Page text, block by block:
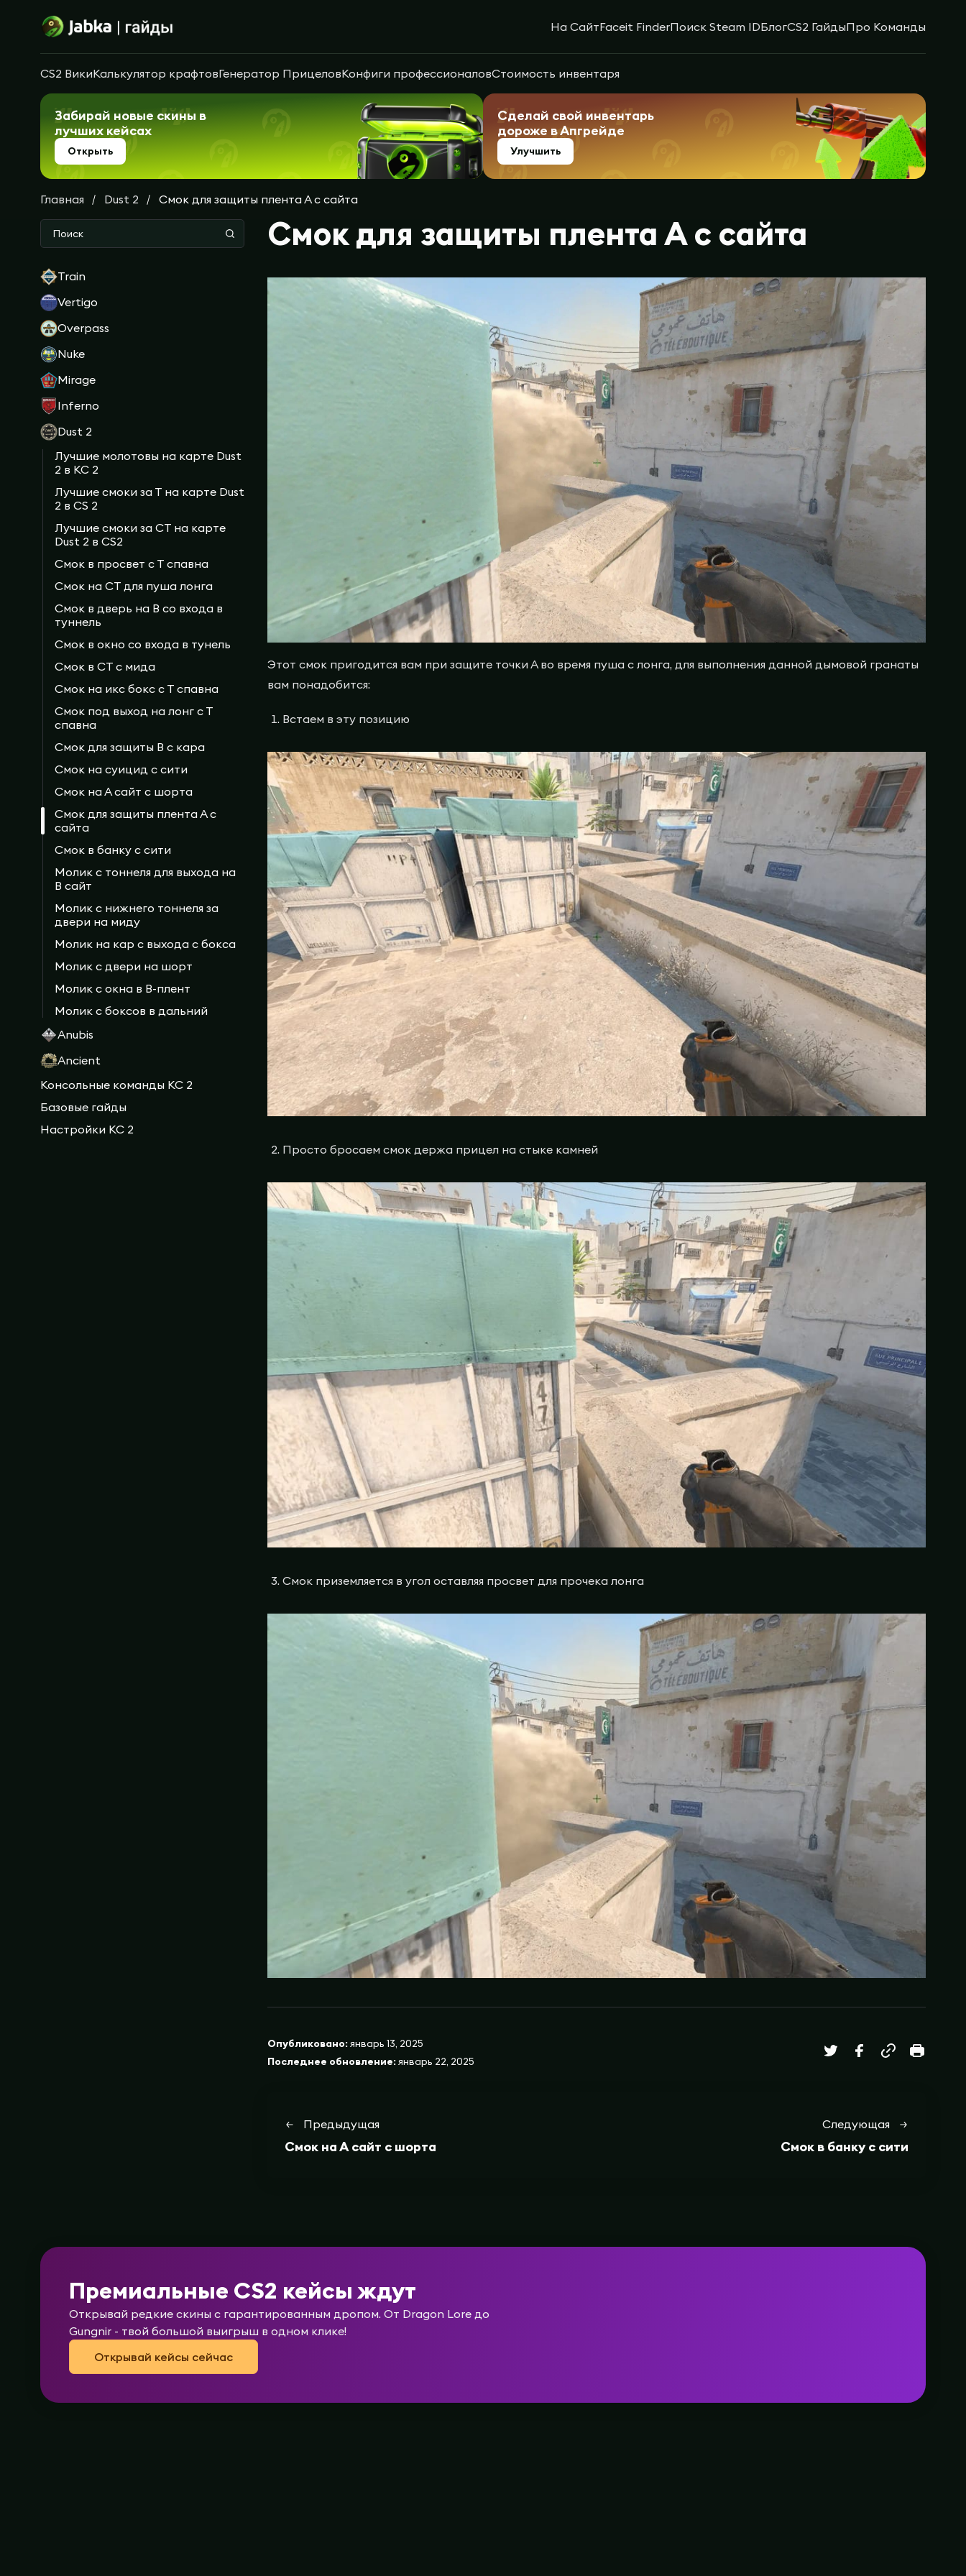
На СайтFaceit FinderПоиск Steam IDБлогCS2 ГайдыПро Команды
CS2 ВикиКалькулятор крафтовГенератор ПрицеловКонфиги профессионаловСтоимость инвентаря
Забирай новые скины в
лучших кейсах
Открыть
Сделай свой инвентарь
дороже в Апгрейде
Улучшить
Главная Dust 2 Смок для защиты плента А с сайта
Train
Vertigo
Overpass
Nuke
Mirage
Inferno
Dust 2
Лучшие молотовы на карте Dust
2 в КС 2
Лучшие смоки за Т на карте Dust
2 в CS 2
Лучшие смоки за CT на карте
Dust 2 в CS2
Смок в просвет с Т спавна
Смок на CT для пуша лонга
Смок в дверь на B со входа в
туннель
Смок в окно со входа в тунель
Смок в CT с мида
Смок на икс бокс с Т спавна
Смок под выход на лонг с Т
спавна
Смок для защиты B с кара
Смок на суицид с сити
Смок на А сайт с шорта
Смок для защиты плента А с
сайта
Смок в банку с сити
Молик с тоннеля для выхода на
B сайт
Молик с нижнего тоннеля за
двери на миду
Молик на кар с выхода с бокса
Молик с двери на шорт
Молик с окна в B-плент
Молик с боксов в дальний
Anubis
Ancient
Консольные команды КС 2
Базовые гайды
Настройки КС 2
Смок для защиты плента А с сайта
Этот смок пригодится вам при защите точки А во время пуша с лонга, для выполнения данной дымовой гранаты
вам понадобится:
Встаем в эту позицию
Просто бросаем смок держа прицел на стыке камней
Смок приземляется в угол оставляя просвет для прочека лонга
Опубликовано:январь 13, 2025
Последнее обновление:январь 22, 2025
Предыдущая
Смок на А сайт с шорта
Следующая
Смок в банку с сити
Премиальные CS2 кейсы ждут
Открывай редкие скины с гарантированным дропом. От Dragon Lore до
Gungnir - твой большой выигрыш в одном клике!
Открывай кейсы сейчас